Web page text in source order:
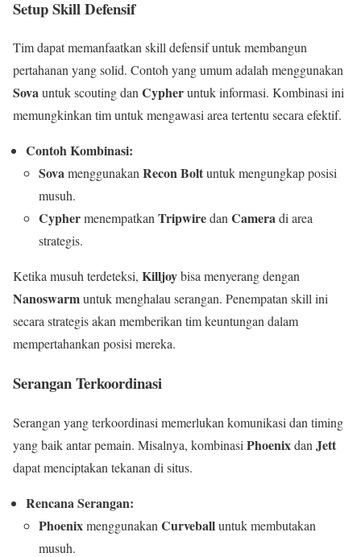
Setup Skill Defensif
Tim dapat memanfaatkan skill defensif untuk membangun
pertahanan yang solid. Contoh yang umum adalah menggunakan
Sovauntuk scouting danCypheruntuk informasi. Kombinasi ini
memungkinkan tim untuk mengawasi area tertentu secara efektif.
Contoh Kombinasi:
SovamenggunakanRecon Boltuntuk mengungkap posisi
musuh.
CyphermenempatkanTripwiredanCameradi area
strategis.
Ketika musuh terdeteksi, Killjoybisa menyerang dengan
Nanoswarmuntuk menghalau serangan. Penempatan skill ini
secara strategis akan memberikan tim keuntungan dalam
mempertahankan posisi mereka.
Serangan Terkoordinasi
Serangan yang terkoordinasi memerlukan komunikasi dan timing
yang baik antar pemain. Misalnya, kombinasi Phoenixdan Jett
dapat menciptakan tekanan di situs.
Rencana Serangan:
Phoenixmenggunakan Curveballuntuk membutakan
musuh.